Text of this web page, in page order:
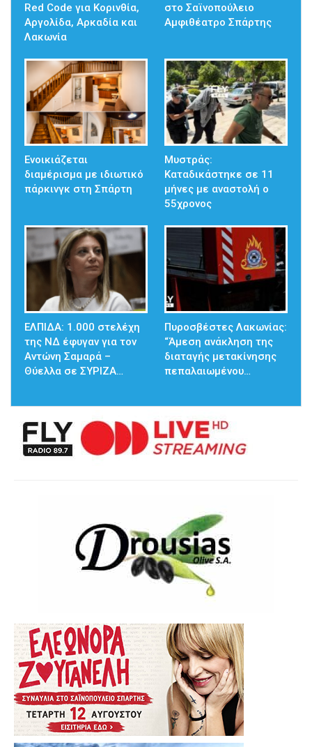
Red Code για Κορινθία,
Αργολίδα, Αρκαδία και
Λακωνία
στο Σαϊνοπούλειο
Αμφιθέατρο Σπάρτης
Ενοικιάζεται
διαμέρισμα με ιδιωτικό
πάρκινγκ στη Σπάρτη
Μυστράς:
Καταδικάστηκε σε 11
μήνες με αναστολή ο
55χρονος
ΕΛΠΙΔΑ: 1.000 στελέχη
της ΝΔ έφυγαν για τον
Αντώνη Σαμαρά –
Θύελλα σε ΣΥΡΙΖΑ…
Πυροσβέστες Λακωνίας:
“Άμεση ανάκληση της
διαταγής μετακίνησης
πεπαλαιωμένου…